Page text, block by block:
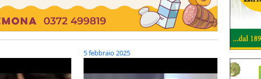
5 febbraio 2025